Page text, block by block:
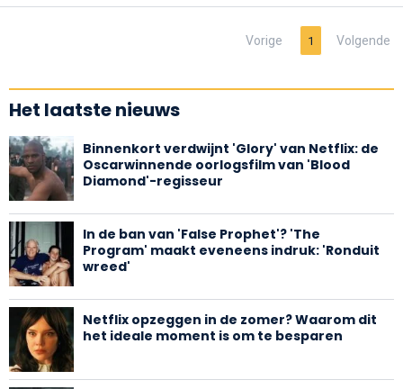
Vorige 1 Volgende
Het laatste nieuws
Binnenkort verdwijnt 'Glory' van Netflix: de
Oscarwinnende oorlogsfilm van 'Blood
Diamond'-regisseur
In de ban van 'False Prophet'? 'The
Program' maakt eveneens indruk: 'Ronduit
wreed'
Netflix opzeggen in de zomer? Waarom dit
het ideale moment is om te besparen